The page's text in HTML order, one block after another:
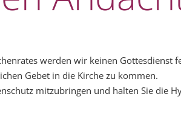
werden wir keinen Gottesdienst
Gebet in die Kirche zu kommen.
mitzubringen und halten Sie die